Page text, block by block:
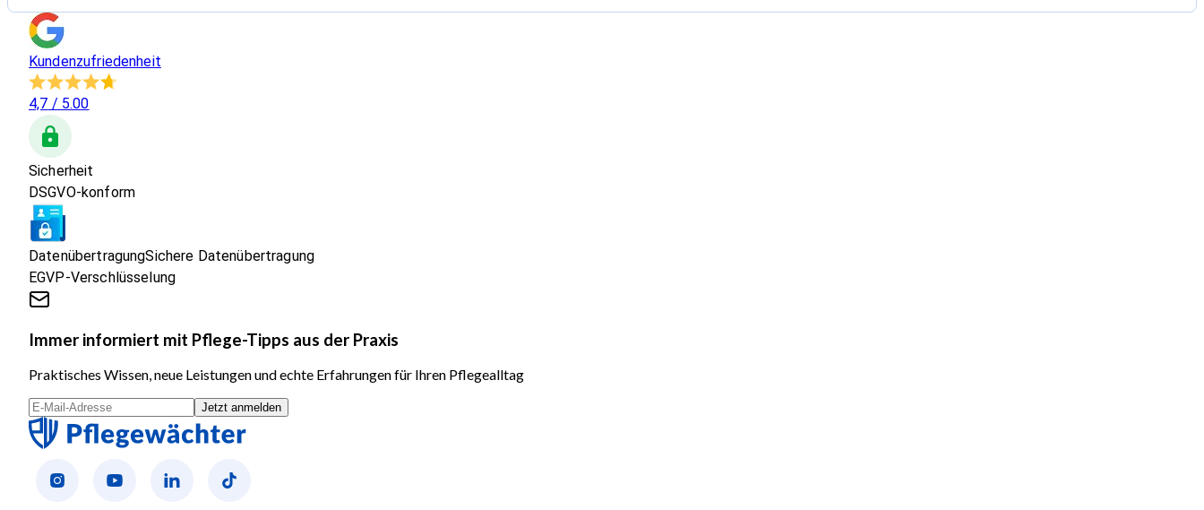
Kundenzufriedenheit
4,7 / 5.00
Sicherheit
DSGVO-konform
DatenübertragungSichere Datenübertragung
EGVP-Verschlüsselung
Immer informiert mit Pflege-Tipps aus der Praxis
Praktisches Wissen, neue Leistungen und echte Erfahrungen für Ihren Pflegealltag
Jetzt anmelden